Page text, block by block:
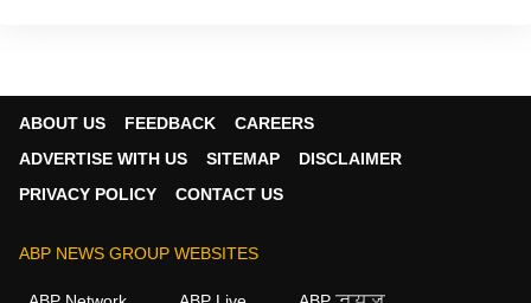
ABOUT US FEEDBACK
CAREERS
ADVERTISE WITH US
SITEMAP
DISCLAIMER
PRIVACY POLICY
CONTACT US
ABP NEWS GROUP WEBSITES